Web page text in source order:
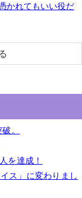
かれてもいい役だ
。
を達成！
ス」に変わりまし